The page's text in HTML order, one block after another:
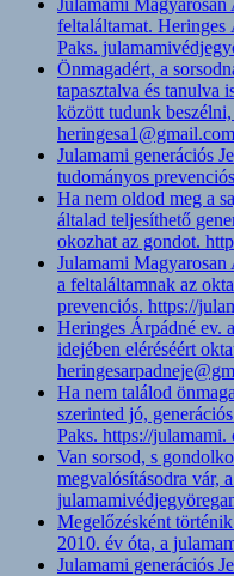
feltaláltamat. Heringes
Paks.
Önmagadért, a
tapasztalva és tanulva
között tudunk
Julamami generációs
tudományos
Ha nem oldod meg a
általad teljesíthető
okozhat az gondot.
Julamami
a feltaláltamnak az
prevenciós. https://
Heringes Árpádné ev.
idejében eléréséért
Ha nem találod
szerinted jó,
Paks. https://julamami.
Van sorsod, s
megvalósításodra vár,
Megelőzésként
2010. év óta, a
Julamami generációs